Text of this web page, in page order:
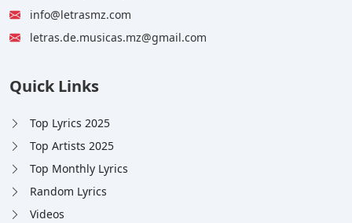
info@letrasmz.com
letras.de.musicas.mz@gmail.com
Quick Links
Top Lyrics 2025
Top Artists 2025
Top Monthly Lyrics
Random Lyrics
Videos